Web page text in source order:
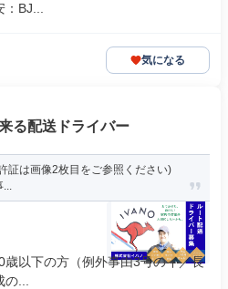
BJ...
気になる
る配送ドライバー
証は画像2枚目をご参照ください)
...
以下の方（例外事由3号のイ／長
...